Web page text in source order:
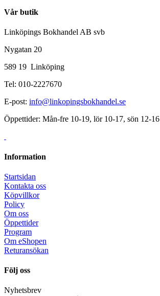
Vår butik
Linköpings Bokhandel AB svb
Nygatan 20
589 19 Linköping
Tel: 010-2227670
E-post: info@linkopingsbokhandel.se
Öppettider: Mån-fre 10-19, lör 10-17, sön 12-16
Information
Startsidan
Kontakta oss
Köpvillkor
Policy
Om oss
Öppettider
Program
Om eShopen
Returansökan
Följ oss
Nyhetsbrev